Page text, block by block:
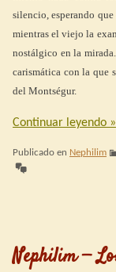
silencio, esperando
mientras el viejo la
nostálgico en la
carismática con la que
del Montségur.
Continuar leyendo »
Publicado en Nephilim
Nephilim —